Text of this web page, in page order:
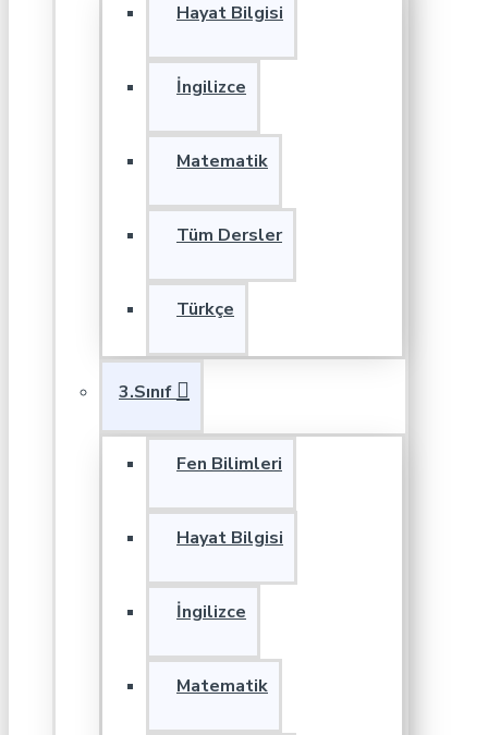
Hayat Bilgisi
İngilizce
Matematik
Tüm Dersler
Türkçe
3.Sınıf
Fen Bilimleri
Hayat Bilgisi
İngilizce
Matematik